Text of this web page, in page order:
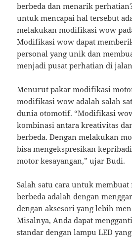
berbeda dan menarik
untuk mencapai hal tersebut
melakukan modifikasi wow
Modifikasi wow dapat
personal yang unik dan
menjadi pusat perhatian di
Menurut pakar modifikasi
modifikasi wow adalah salah
dunia otomotif. “Modifikasi
kombinasi antara kreativitas
berbeda. Dengan melakukan
bisa mengekspresikan
motor kesayangan,” ujar Budi.
Salah satu cara untuk
berbeda adalah dengan
dengan aksesori yang lebih
Misalnya, Anda dapat
standar dengan lampu LED